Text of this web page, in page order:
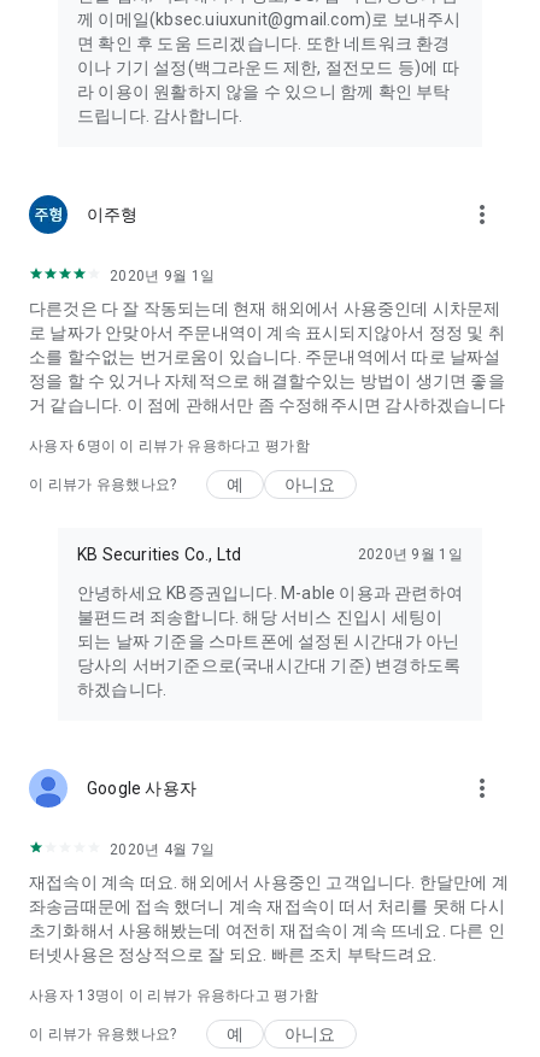
이 앱은 [정보통신망 이용촉진 및 정보보호 등에 관한 법률] 제22
조의2 에 따라 서비스 제공에 반드시 필요한 권한에만 접근하고
있으며, 그 내용은 아래와 같습니다.
[필수적 접근권한]
고객센터 연결
- 설치된 앱 : 금융사고 예방을 위해 휴대폰에 설치된 악성 App 탐
- 위치 : 가까운 지점 검색 시 현재 위치 확인
- 카메라 : 비대면 실명확인을 위한 신분증 촬영, QR로그인을 위
한 QR코드 인식
- 연락처 : 주식 선물하기, 이벤트 공유하기
- 근처기기(선택) : M-able ARS 이용
*선택적 접근권한의 허용에 동의하지 않아도 필수 서비스 이용이
정보, 탐지된 악성 App에 대한 진단정보
※ 안드로이드 O.S 6.0 미만 버전 스마트폰을 이용하시는 경우 선
택적 접근권한 없이 모두 필수적 접근권한으로 적용될 수 있습니
다. 이 경우 스마트폰의 운영체제를 안드로이드 6.0 이상으로 업
그레이드할 수 있는지 확인하여 업그레이드 하신 후, 이미 설치한
앱을 삭제, 재설치하셔야 접근권한 설정이 정상적으로 가능합니
께 이메일(kbsec.uiuxunit@gmail.com)로 보내주시
면 확인 후 도움 드리겠습니다. 또한 네트워크 환경
이나 기기 설정(백그라운드 제한, 절전모드 등)에 따
라 이용이 원활하지 않을 수 있으니 함께 확인 부탁
드립니다. 감사합니다.
이주형 more_vert
2020년 9월 1일
다른것은 다 잘 작동되는데 현재 해외에서 사용중인데 시차문제
로 날짜가 안맞아서 주문내역이 계속 표시되지않아서 정정 및 취
소를 할수없는 번거로움이 있습니다. 주문내역에서 따로 날짜설
정을 할 수 있거나 자체적으로 해결할수있는 방법이 생기면 좋을
거 같습니다. 이 점에 관해서만 좀 수정해주시면 감사하겠습니다
사용자 6 명이 이 리뷰가 유용하다고 평가함
이 리뷰가 유용했나요? 예 아니요
KB Securities Co., Ltd 2020년 9월 1일
안녕하세요 KB증권입니다. M-able 이용과 관련하여
불편드려 죄송합니다. 해당 서비스 진입시 세팅이
되는 날짜 기준을 스마트폰에 설정된 시간대가 아닌
당사의 서버기준으로(국내시간대 기준) 변경하도록
하겠습니다.
Google 사용자 more_vert
2020년 4월 7일
재접속이 계속 떠요. 해외에서 사용중인 고객입니다. 한달만에 계
좌송금때문에 접속 했더니 계속 재접속이 떠서 처리를 못해 다시
초기화해서 사용해봤는데 여전히 재접속이 계속 뜨네요. 다른 인
터넷사용은 정상적으로 잘 되요. 빠른 조치 부탁드려요.
사용자 13명이 이 리뷰가 유용하다고 평가함
이 리뷰가 유용했나요? 예 아니요